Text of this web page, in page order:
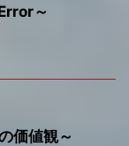
～
価値観～